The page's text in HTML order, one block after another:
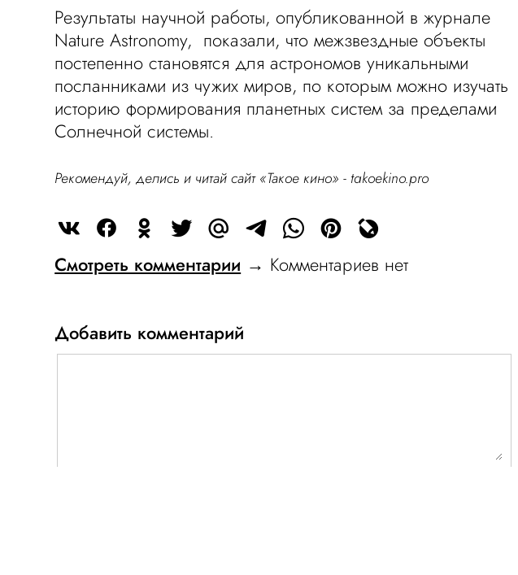
Результаты научной работы, опубликованной в журнале
Nature Astronomy, показали, что межзвездные объекты
постепенно становятся для астрономов уникальными
посланниками из чужих миров, по которым можно изучать
историю формирования планетных систем за пределами
Солнечной системы.
Рекомендуй, делись и читай сайт «Такое кино» - takoekino.pro
Смотреть комментарии → Комментариев нет
Добавить комментарий